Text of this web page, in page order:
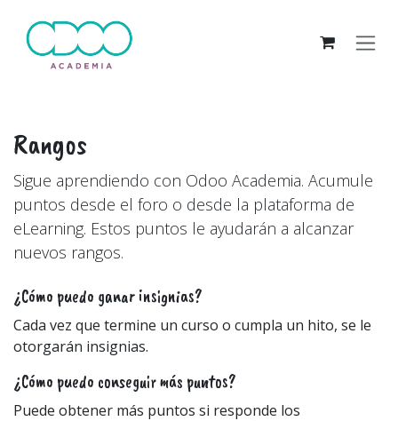
Rangos
Sigue aprendiendo con Odoo Academia. Acumule
puntos desde el foro o desde la plataforma de
eLearning. Estos puntos le ayudarán a alcanzar
nuevos rangos.
¿Cómo puedo ganar insignias?
Cada vez que termine un curso o cumpla un hito, se le
otorgarán insignias.
¿Cómo puedo conseguir más puntos?
Puede obtener más puntos si responde los